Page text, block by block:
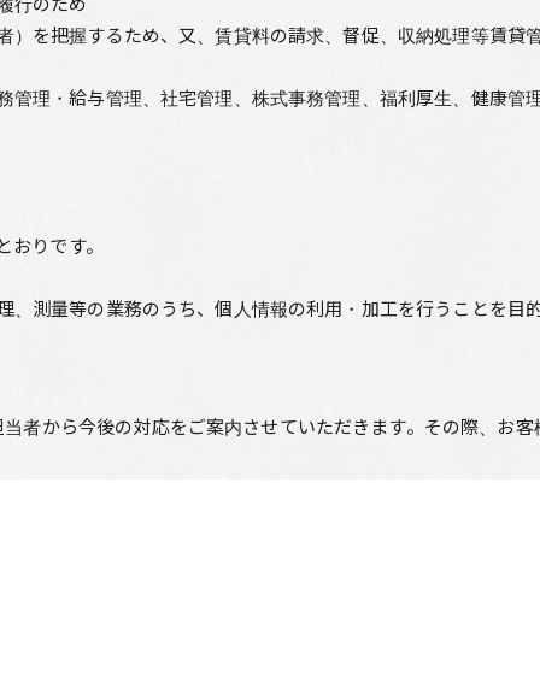
行のため
を把握するため、又、賃貸料の請求、督促、収納処理等賃貸
理・給与管理、社宅管理、株式事務管理、福利厚生、健康
りです。
測量等の業務のうち、個人情報の利用・加工を行うことを
から今後の対応をご案内させていただきます。その際、